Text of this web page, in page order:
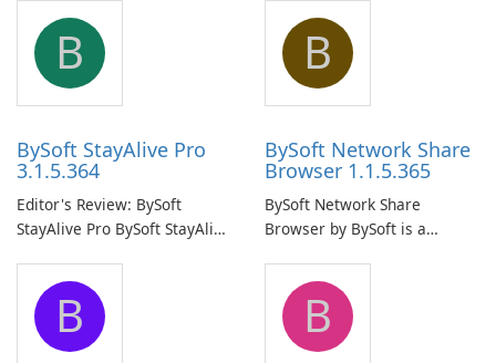
B
BySoft StayAlive Pro
3.1.5.364
Editor's Review: BySoft
StayAlive Pro BySoft StayAlive
application designed to
ensure the continuous and
uninterrupted operation of
your computer system.
B
BySoft Network Share
Browser 1.1.5.365
BySoft Network Share
Browser by BySoft is a
application that allows users
to easily browse and manage
shared folders on their
network.
B B